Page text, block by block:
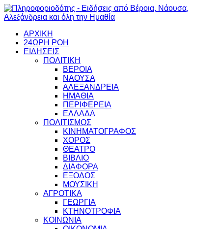
ΑΡΧΙΚΗ
24ΩΡΗ ΡΟΗ
ΕΙΔΗΣΕΙΣ
ΠΟΛΙΤΙΚΗ
ΒΕΡΟΙΑ
ΝΑΟΥΣΑ
ΑΛΕΞΑΝΔΡΕΙΑ
ΗΜΑΘΙΑ
ΠΕΡΙΦΕΡΕΙΑ
ΕΛΛΑΔΑ
ΠΟΛΙΤΙΣΜΟΣ
ΚΙΝΗΜΑΤΟΓΡΑΦΟΣ
ΧΟΡΟΣ
ΘΕΑΤΡΟ
ΒΙΒΛΙΟ
ΔΙΑΦΟΡΑ
ΕΞΟΔΟΣ
ΜΟΥΣΙΚΗ
ΑΓΡΟΤΙΚΑ
ΓΕΩΡΓΙΑ
ΚΤΗΝΟΤΡΟΦΙΑ
ΚΟΙΝΩΝΙΑ